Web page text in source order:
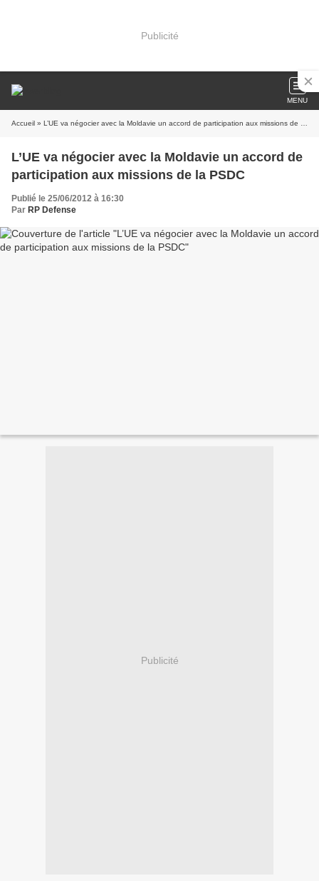
Publicité
MENU
Accueil » L’UE va négocier avec la Moldavie un accord de participation aux missions de la PSDC
L’UE va négocier avec la Moldavie un accord de
participation aux missions de la PSDC
Publié le 25/06/2012 à 16:30
Par RP Defense
Publicité